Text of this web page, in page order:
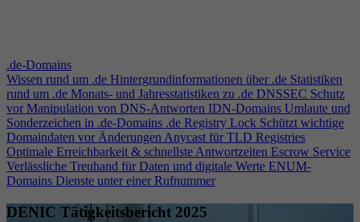
.de-Domains
Wissen rund um .de Hintergrundinformationen über .de Statistiken
rund um .de Monats- und Jahresstatistiken zu .de DNSSEC Schutz
vor Manipulation von DNS-Antworten IDN-Domains Umlaute und
Sonderzeichen in .de-Domains .de Registry Lock Schützt wichtige
Domaindaten vor ÄnderungenAnycast für TLD Registries
Optimale Erreichbarkeit & schnellste Antwortzeiten Escrow Service
Verlässliche Treuhand für Daten und digitale Werte ENUM-
Domains Dienste unter einer Rufnummer
DENIC Tätigkeitsbericht 2025